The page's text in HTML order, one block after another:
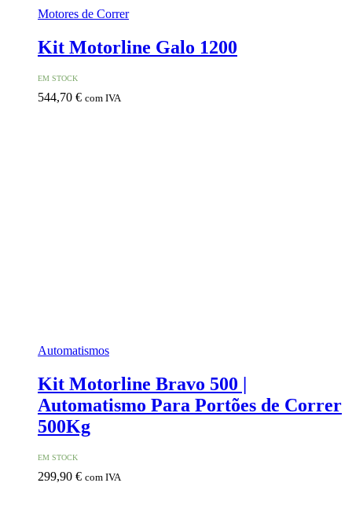
Motores de Correr
Kit Motorline Galo 1200
EM STOCK
544,70 € com IVA
Automatismos
Kit Motorline Bravo 500 |
Automatismo Para Portões de Correr
500Kg
EM STOCK
299,90 € com IVA